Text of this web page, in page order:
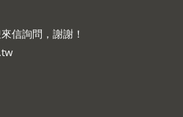
信詢問，謝謝！